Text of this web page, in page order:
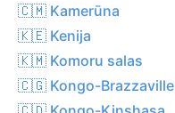
🇨🇲 Kamerūna
🇰🇪 Kenija
🇰🇲 Komoru salas
🇨🇬 Kongo-Brazzaville